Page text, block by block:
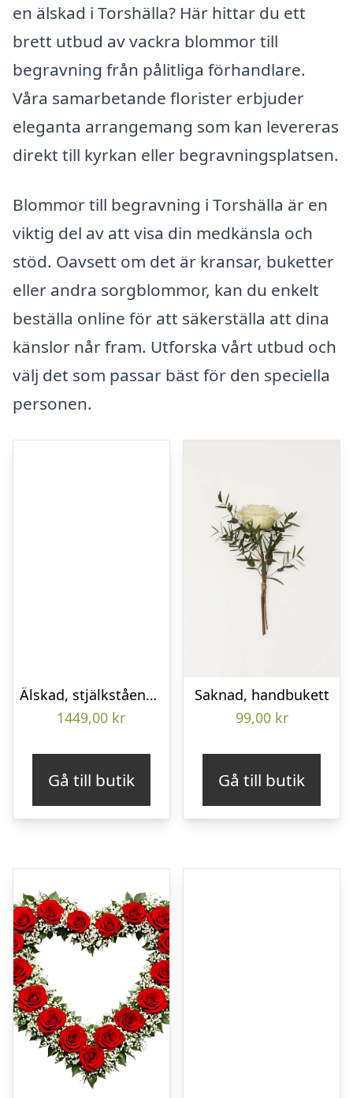
en älskad i Torshälla? Här hittar du ett
brett utbud av vackra blommor till
begravning från pålitliga förhandlare.
Våra samarbetande florister erbjuder
eleganta arrangemang som kan levereras
direkt till kyrkan eller begravningsplatsen.
Blommor till begravning i Torshälla är en
viktig del av att visa din medkänsla och
stöd. Oavsett om det är kransar, buketter
eller andra sorgblommor, kan du enkelt
beställa online för att säkerställa att dina
känslor når fram. Utforska vårt utbud och
välj det som passar bäst för den speciella
personen.
Älskad, stjälkstående bukett
1449,00 kr
Gå till butik
Saknad, handbukett
99,00 kr
Gå till butik